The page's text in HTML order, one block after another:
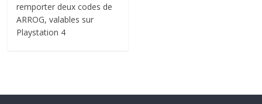
remporter deux codes de
ARROG, valables sur
Playstation 4